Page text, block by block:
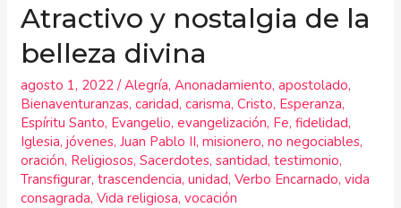
Atractivo y nostalgia de la
belleza divina
agosto 1, 2022/Alegría,Anonadamiento,apostolado,
Bienaventuranzas,caridad,carisma,Cristo, Esperanza,
Espíritu Santo, Evangelio,evangelización, Fe,fidelidad,
Iglesia,jóvenes,Juan Pablo II,misionero,no negociables,
oración, Religiosos,Sacerdotes,santidad,testimonio,
Transfigurar,trascendencia,unidad,Verbo Encarnado,vida
consagrada,Vida religiosa,vocación